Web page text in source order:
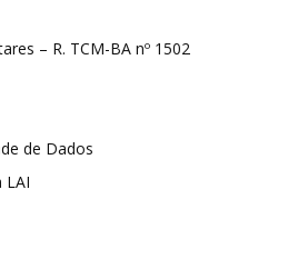
– R. TCM-BA nº 1502
de Dados
LAI